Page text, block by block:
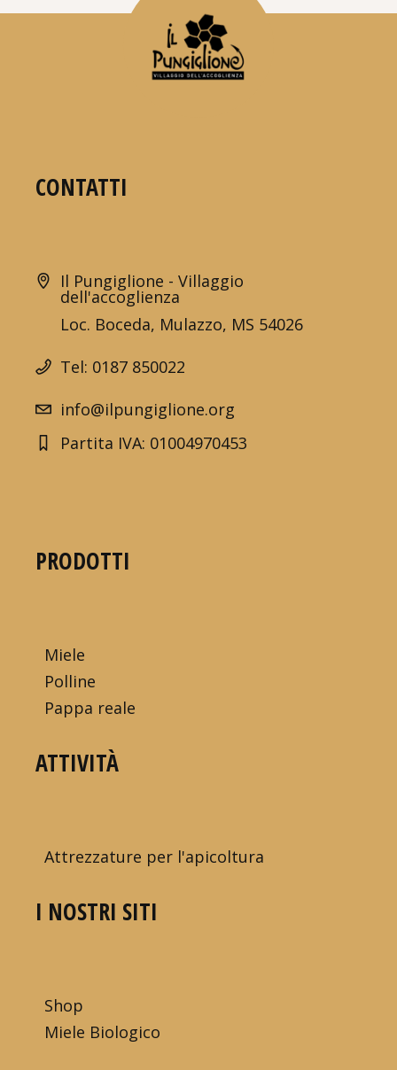
CONTATTI
Il Pungiglione - Villaggio
dell'accoglienza
Loc. Boceda, Mulazzo, MS 54026
Tel: 0187 850022
info@ilpungiglione.org
Partita IVA: 01004970453
PRODOTTI
Miele
Polline
Pappa reale
ATTIVITÀ
Attrezzature per l'apicoltura
I NOSTRI SITI
Shop
Miele Biologico